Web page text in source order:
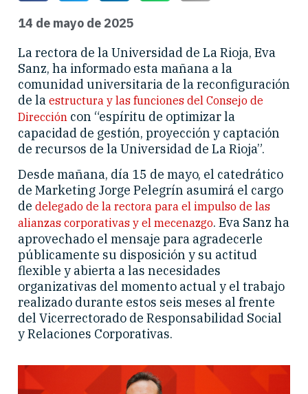
14 de mayo de 2025
La rectora de la Universidad de La Rioja, Eva
Sanz, ha informado esta mañana a la
comunidad universitaria de la reconfiguración
de la estructura y las funciones del Consejo de
Dirección con “espíritu de optimizar la
capacidad de gestión, proyección y captación
de recursos de la Universidad de La Rioja”.
Desde mañana, día 15 de mayo, el catedrático
de Marketing Jorge Pelegrín asumirá el cargo
de delegado de la rectora para el impulso de las
alianzas corporativas y el mecenazgo. Eva Sanz ha
aprovechado el mensaje para agradecerle
públicamente su disposición y su actitud
flexible y abierta a las necesidades
organizativas del momento actual y el trabajo
realizado durante estos seis meses al frente
del Vicerrectorado de Responsabilidad Social
y Relaciones Corporativas.